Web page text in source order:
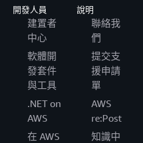
開發人員
建置者
中心
軟體開
發套件
與工具
.NET on
AWS
在 AWS
說明
聯絡我
們
提交支
援申請
單
AWS
re:Post
知識中